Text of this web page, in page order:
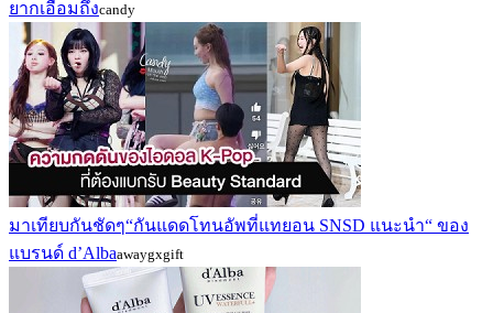
ยากเอื้อมถึงcandy
มาเทียบกันชัดๆ“กันแดดโทนอัพที่แทยอน SNSD แนะนำ“ ของ
แบรนด์ d’Albaawaygxgift